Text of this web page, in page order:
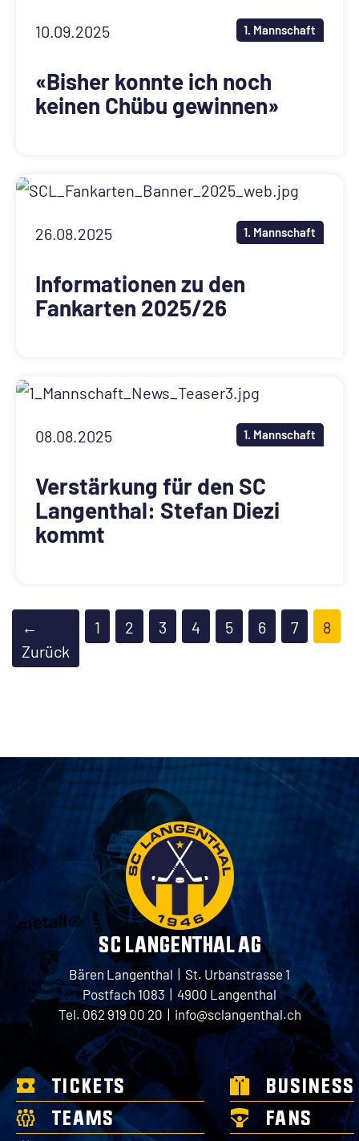
10.09.2025 1. Mannschaft
«Bisher konnte ich noch
keinen Chübu gewinnen»
26.08.2025 1. Mannschaft
Informationen zu den
Fankarten 2025/26
08.08.2025 1. Mannschaft
Verstärkung für den SC
Langenthal: Stefan Diezi
kommt
←
Zurück
1 2 3 4 5 6 7 8
SC LANGENTHAL AG
Bären Langenthal | St. Urbanstrasse 1
Postfach 1083 | 4900 Langenthal
Tel. 062 919 00 20 |info@sclangenthal.ch
TICKETS
TEAMS
BUSINESS
FANS